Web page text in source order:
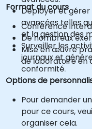
Déployer et gérer
avancées telles
et la gestion des
Surveiller les
journaux et
conformité.
Format du cours
Conférence
De nombreux
Mise en œuvre
de laboratoire en
Options de
Pour demander
pour ce cours,
organiser cela.